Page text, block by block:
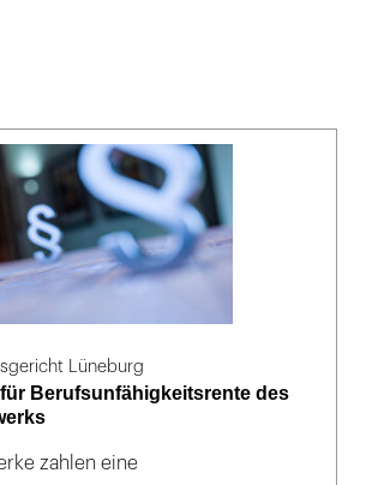
Lüneburg
Berufsunfähigkeitsrente des
zahlen eine